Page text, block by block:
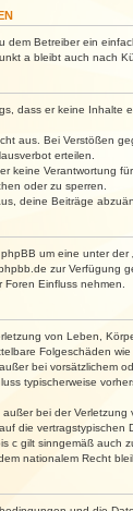
dem Betreiber ein
a bleibt auch nach
dass er keine
aus. Bei Verstößen
erteilen.
keine Verantwortung
oder zu sperren.
deine Beiträge
um eine unter der „
zur Verfügung
Einfluss nehmen.
von Leben,
Folgeschäden
bei vorsätzlichem
typischerweise
bei der
die
c gilt sinngemäß auch
nationalem Recht